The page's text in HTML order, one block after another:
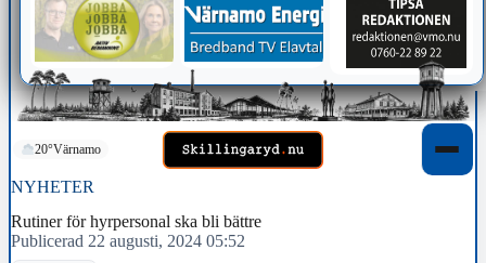
20°Värnamo
NYHETER
Rutiner för hyrpersonal ska bli bättre
Publicerad 22 augusti, 2024 05:52